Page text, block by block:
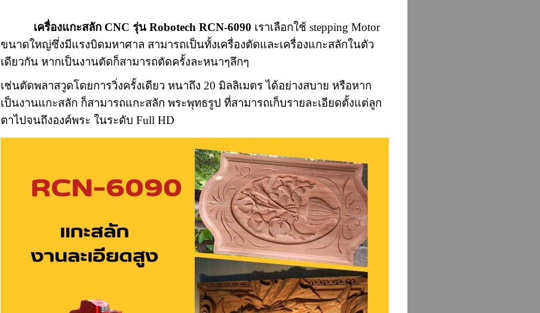
เครื่องแกะสลัก CNC รุ่น Robotech RCN-6090 เราเลือกใช้ stepping Motor
ขนาดใหญ่ซึ่งมีแรงบิดมหาศาล สามารถเป็นทั้งเครื่องตัดและเครื่องแกะสลักในตัว
เดียวกัน หากเป็นงานตัดก็สามารถตัดครั้งละหนาๆลึกๆ
เช่นตัดพลาสวูดโดยการวิ่งครั้งเดียว หนาถึง 20 มิลลิเมตร ได้อย่างสบาย หรือหาก
เป็นงานแกะสลัก ก็สามารถแกะสลัก พระพุทธรูป ที่สามารถเก็บรายละเอียดตั้งแต่ลูก
ตาไปจนถึงองค์พระ ในระดับ Full HD